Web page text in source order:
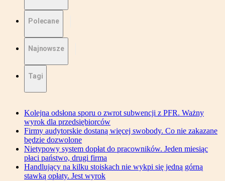
Polecane
Najnowsze
Tagi
Kolejna odsłona sporu o zwrot subwencji z PFR. Ważny
wyrok dla przedsiębiorców
Firmy audytorskie dostaną więcej swobody. Co nie zakazane
będzie dozwolone
Nietypowy system dopłat do pracowników. Jeden miesiąc
płaci państwo, drugi firma
Handlujący na kilku stoiskach nie wykpi się jedną górną
stawką opłaty. Jest wyrok